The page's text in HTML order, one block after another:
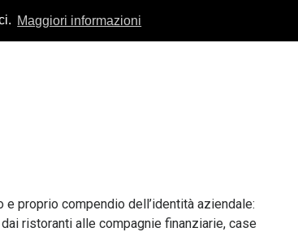
Maggiori informazioni
proprio compendio dell’identità aziendale:
ristoranti alle compagnie finanziarie, case